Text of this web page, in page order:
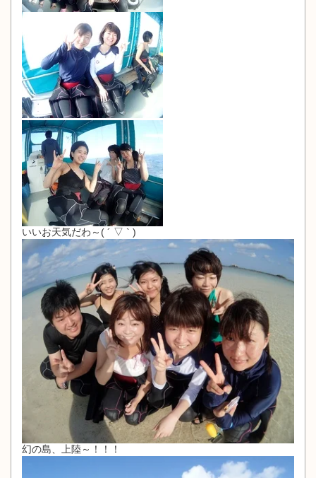
いいお天気だわ～( ´ ▽ ` )
幻の島、上陸～！！！